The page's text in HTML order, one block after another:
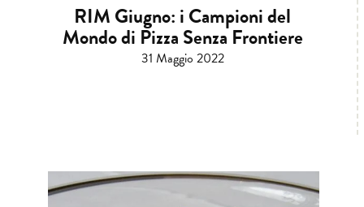
RIM Giugno: i Campioni del
Mondo di Pizza Senza Frontiere
31 Maggio 2022